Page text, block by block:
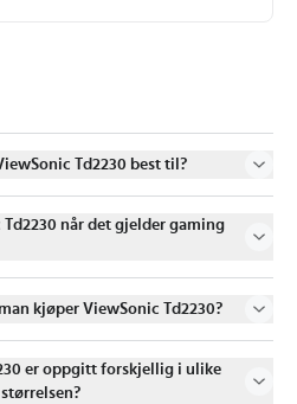
Td2230 best til?
når det gjelder gaming
kjøper ViewSonic Td2230?
er oppgitt forskjellig i ulike